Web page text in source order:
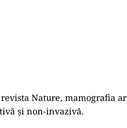
Nature, mamografia ar
și non-invazivă.